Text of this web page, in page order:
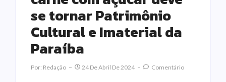
se tornar Patrimônio
Cultural e Imaterial da
Paraíba
Por: Redação 24 De Abril De 2024 Comentário